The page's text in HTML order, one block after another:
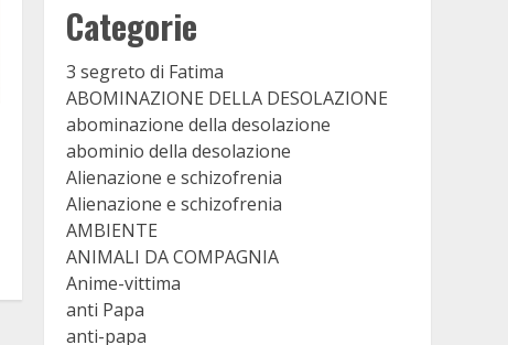
Categorie
3 segreto di Fatima
ABOMINAZIONE DELLA DESOLAZIONE
abominazione della desolazione
abominio della desolazione
Alienazione e schizofrenia
Alienazione e schizofrenia
AMBIENTE
ANIMALI DA COMPAGNIA
Anime-vittima
anti Papa
anti-papa